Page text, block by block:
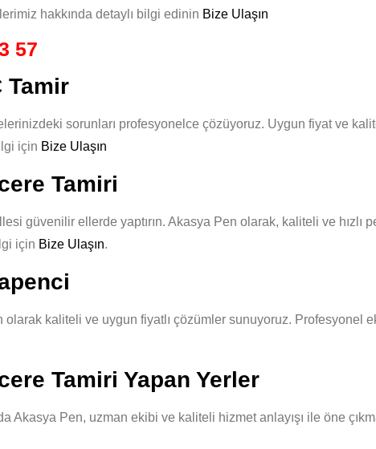
hakkında detaylı bilgi edinin Bize Ulaşın
57
Tamir
sorunları profesyonelce çözüyoruz. Uygun fiyat ve
için Bize Ulaşın
Tamiri
güvenilir ellerde yaptırın. Akasya Pen olarak, kaliteli ve
için Bize Ulaşın.
olarak kaliteli ve uygun fiyatlı çözümler sunuyoruz.
Tamiri Yapan Yerler
Akasya Pen, uzman ekibi ve kaliteli hizmet anlayışı ile öne